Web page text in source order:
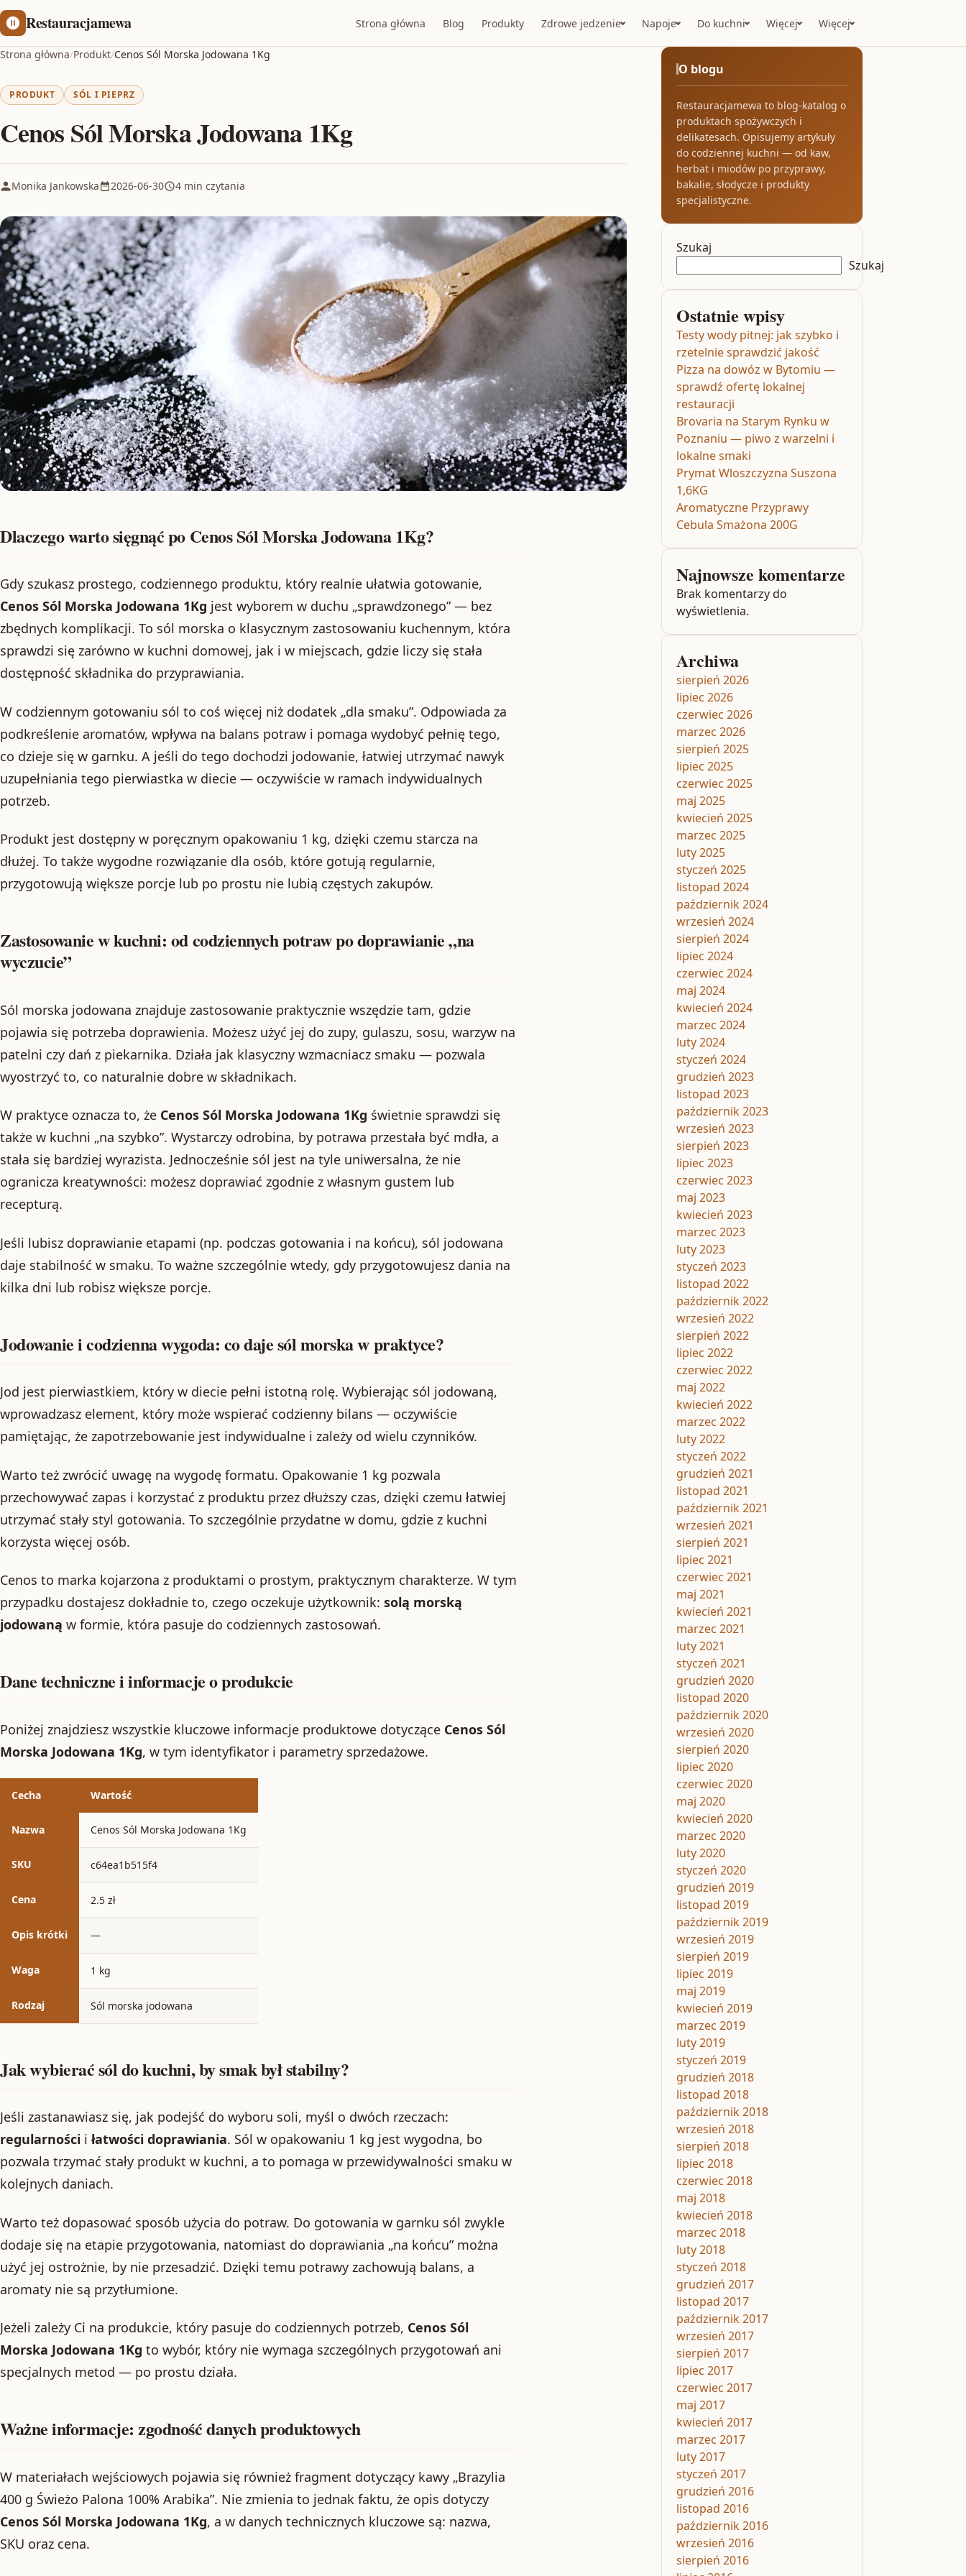
Restauracjamewa Strona główna Blog Produkty Zdrowe jedzenie Napoje Do kuchni Więcej Więcej
Strona główna/Produkt/Cenos Sól Morska Jodowana 1Kg
PRODUKT SÓL I PIEPRZ
Cenos Sól Morska Jodowana 1Kg
Monika Jankowska 2026-06-30 4 min czytania
Dlaczego warto sięgnąć po Cenos Sól Morska Jodowana 1Kg?
Gdy szukasz prostego, codziennego produktu, który realnie ułatwia gotowanie,
Cenos Sól Morska Jodowana 1Kg jest wyborem w duchu „sprawdzonego” — bez
zbędnych komplikacji. To sól morska o klasycznym zastosowaniu kuchennym, która
sprawdzi się zarówno w kuchni domowej, jak i w miejscach, gdzie liczy się stała
dostępność składnika do przyprawiania.
W codziennym gotowaniu sól to coś więcej niż dodatek „dla smaku”. Odpowiada za
podkreślenie aromatów, wpływa na balans potraw i pomaga wydobyć pełnię tego,
co dzieje się w garnku. A jeśli do tego dochodzi jodowanie, łatwiej utrzymać nawyk
uzupełniania tego pierwiastka w diecie — oczywiście w ramach indywidualnych
potrzeb.
Produkt jest dostępny w poręcznym opakowaniu 1 kg, dzięki czemu starcza na
dłużej. To także wygodne rozwiązanie dla osób, które gotują regularnie,
przygotowują większe porcje lub po prostu nie lubią częstych zakupów.
Zastosowanie w kuchni: od codziennych potraw po doprawianie „na
wyczucie”
Sól morska jodowana znajduje zastosowanie praktycznie wszędzie tam, gdzie
pojawia się potrzeba doprawienia. Możesz użyć jej do zupy, gulaszu, sosu, warzyw na
patelni czy dań z piekarnika. Działa jak klasyczny wzmacniacz smaku — pozwala
wyostrzyć to, co naturalnie dobre w składnikach.
W praktyce oznacza to, że Cenos Sól Morska Jodowana 1Kg świetnie sprawdzi się
także w kuchni „na szybko”. Wystarczy odrobina, by potrawa przestała być mdła, a
stała się bardziej wyrazista. Jednocześnie sól jest na tyle uniwersalna, że nie
ogranicza kreatywności: możesz doprawiać zgodnie z własnym gustem lub
recepturą.
Jeśli lubisz doprawianie etapami (np. podczas gotowania i na końcu), sól jodowana
daje stabilność w smaku. To ważne szczególnie wtedy, gdy przygotowujesz dania na
kilka dni lub robisz większe porcje.
Jodowanie i codzienna wygoda: co daje sól morska w praktyce?
Jod jest pierwiastkiem, który w diecie pełni istotną rolę. Wybierając sól jodowaną,
wprowadzasz element, który może wspierać codzienny bilans — oczywiście
pamiętając, że zapotrzebowanie jest indywidualne i zależy od wielu czynników.
Warto też zwrócić uwagę na wygodę formatu. Opakowanie 1 kg pozwala
przechowywać zapas i korzystać z produktu przez dłuższy czas, dzięki czemu łatwiej
utrzymać stały styl gotowania. To szczególnie przydatne w domu, gdzie z kuchni
korzysta więcej osób.
Cenos to marka kojarzona z produktami o prostym, praktycznym charakterze. W tym
przypadku dostajesz dokładnie to, czego oczekuje użytkownik: solą morską
jodowaną w formie, która pasuje do codziennych zastosowań.
Dane techniczne i informacje o produkcie
Poniżej znajdziesz wszystkie kluczowe informacje produktowe dotyczące Cenos Sól
Morska Jodowana 1Kg, w tym identyfikator i parametry sprzedażowe.
Cecha Wartość
Nazwa Cenos Sól Morska Jodowana 1Kg
SKU c64ea1b515f4
Cena 2.5 zł
Opis krótki —
Waga 1 kg
Rodzaj Sól morska jodowana
Jak wybierać sól do kuchni, by smak był stabilny?
Jeśli zastanawiasz się, jak podejść do wyboru soli, myśl o dwóch rzeczach:
regularności i łatwości doprawiania. Sól w opakowaniu 1 kg jest wygodna, bo
pozwala trzymać stały produkt w kuchni, a to pomaga w przewidywalności smaku w
kolejnych daniach.
Warto też dopasować sposób użycia do potraw. Do gotowania w garnku sól zwykle
dodaje się na etapie przygotowania, natomiast do doprawiania „na końcu” można
użyć jej ostrożnie, by nie przesadzić. Dzięki temu potrawy zachowują balans, a
aromaty nie są przytłumione.
Jeżeli zależy Ci na produkcie, który pasuje do codziennych potrzeb, Cenos Sól
Morska Jodowana 1Kg to wybór, który nie wymaga szczególnych przygotowań ani
specjalnych metod — po prostu działa.
Ważne informacje: zgodność danych produktowych
W materiałach wejściowych pojawia się również fragment dotyczący kawy „Brazylia
400 g Świeżo Palona 100% Arabika”. Nie zmienia to jednak faktu, że opis dotyczy
Cenos Sól Morska Jodowana 1Kg, a w danych technicznych kluczowe są: nazwa,
SKU oraz cena.
O blogu
Restauracjamewa to blog-katalog o
produktach spożywczych i
delikatesach. Opisujemy artykuły
do codziennej kuchni — od kaw,
herbat i miodów po przyprawy,
bakalie, słodycze i produkty
specjalistyczne.
Szukaj
Szukaj
Ostatnie wpisy
Testy wody pitnej: jak szybko i
rzetelnie sprawdzić jakość
Pizza na dowóz w Bytomiu —
sprawdź ofertę lokalnej
restauracji
Brovaria na Starym Rynku w
Poznaniu — piwo z warzelni i
lokalne smaki
Prymat Wloszczyzna Suszona
1,6KG
Aromatyczne Przyprawy
Cebula Smażona 200G
Najnowsze komentarze
Brak komentarzy do
wyświetlenia.
Archiwa
sierpień 2026
lipiec 2026
czerwiec 2026
marzec 2026
sierpień 2025
lipiec 2025
czerwiec 2025
maj 2025
kwiecień 2025
marzec 2025
luty 2025
styczeń 2025
listopad 2024
październik 2024
wrzesień 2024
sierpień 2024
lipiec 2024
czerwiec 2024
maj 2024
kwiecień 2024
marzec 2024
luty 2024
styczeń 2024
grudzień 2023
listopad 2023
październik 2023
wrzesień 2023
sierpień 2023
lipiec 2023
czerwiec 2023
maj 2023
kwiecień 2023
marzec 2023
luty 2023
styczeń 2023
listopad 2022
październik 2022
wrzesień 2022
sierpień 2022
lipiec 2022
czerwiec 2022
maj 2022
kwiecień 2022
marzec 2022
luty 2022
styczeń 2022
grudzień 2021
listopad 2021
październik 2021
wrzesień 2021
sierpień 2021
lipiec 2021
czerwiec 2021
maj 2021
kwiecień 2021
marzec 2021
luty 2021
styczeń 2021
grudzień 2020
listopad 2020
październik 2020
wrzesień 2020
sierpień 2020
lipiec 2020
czerwiec 2020
maj 2020
kwiecień 2020
marzec 2020
luty 2020
styczeń 2020
grudzień 2019
listopad 2019
październik 2019
wrzesień 2019
sierpień 2019
lipiec 2019
maj 2019
kwiecień 2019
marzec 2019
luty 2019
styczeń 2019
grudzień 2018
listopad 2018
październik 2018
wrzesień 2018
sierpień 2018
lipiec 2018
czerwiec 2018
maj 2018
kwiecień 2018
marzec 2018
luty 2018
styczeń 2018
grudzień 2017
listopad 2017
październik 2017
wrzesień 2017
sierpień 2017
lipiec 2017
czerwiec 2017
maj 2017
kwiecień 2017
marzec 2017
luty 2017
styczeń 2017
grudzień 2016
listopad 2016
październik 2016
wrzesień 2016
sierpień 2016